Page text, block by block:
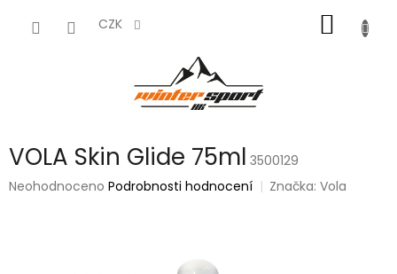
CZK
KOŠÍK
VOLA Skin Glide 75ml 3500129
Průměrné
Neohodnoceno Podrobnosti hodnocení Značka:Vola